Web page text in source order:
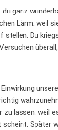
ganz
Lärm, weil
stellen. Du
lassen, weil
Später